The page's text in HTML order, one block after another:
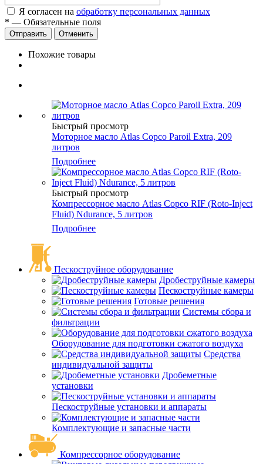
Я согласен на обработку персональных данных
* — Обязательные поля
Отправить Отменить
Похожие товары
Быстрый просмотр
Моторное масло Atlas Copco Paroil Extra, 209
литров
Подробнее
Быстрый просмотр
Компрессорное масло Atlas Copco RIF (Roto-Inject
Fluid) Ndurance, 5 литров
Подробнее
Пескоструйное оборудование
Дробеструйные камеры
Пескоструйные камеры
Готовые решения
Системы сбора и
фильтрации
Оборудование для подготовки сжатого воздуха
Средства
индивидуальной защиты
Дробеметные
установки
Пескоструйные установки и аппараты
Комплектующие и запасные части
Компрессорное оборудование